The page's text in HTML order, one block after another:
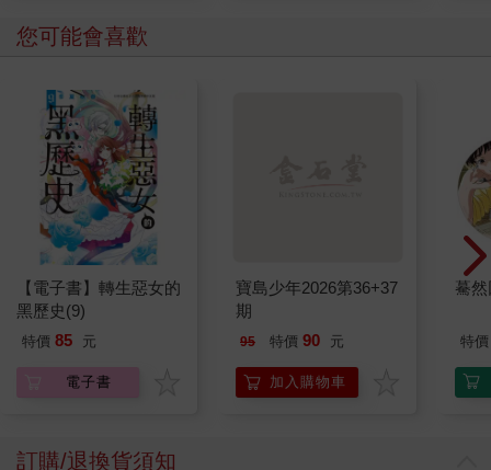
您可能會喜歡
【電子書】轉生惡女的
黑歷史(9)
特價 85 元
電子書
寶島少年2026第36+37
期
95 特價 90 元
加入購物車
驀
特價
訂購/退換貨須知